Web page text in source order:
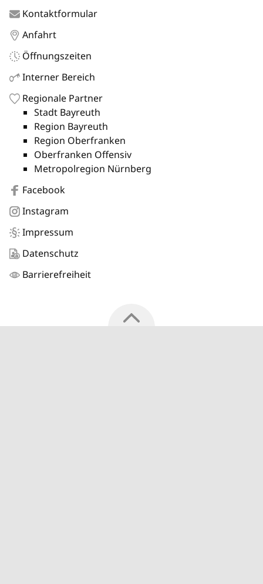
Kontaktformular
Anfahrt
Öffnungszeiten
Interner Bereich
Regionale Partner
Stadt Bayreuth
Region Bayreuth
Region Oberfranken
Oberfranken Offensiv
Metropolregion Nürnberg
Facebook
Instagram
Impressum
Datenschutz
Barrierefreiheit